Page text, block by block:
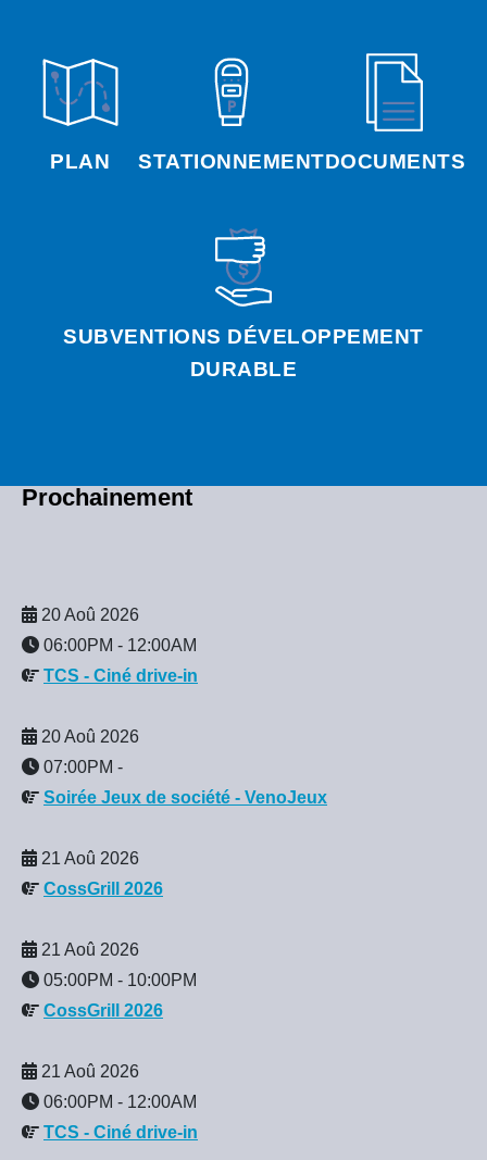
PLAN STATIONNEMENTDOCUMENTS
SUBVENTIONS DÉVELOPPEMENT
DURABLE
Prochainement
20 Aoû 2026
06:00PM - 12:00AM
TCS - Ciné drive-in
20 Aoû 2026
07:00PM -
Soirée Jeux de société - VenoJeux
21 Aoû 2026
CossGrill 2026
21 Aoû 2026
05:00PM - 10:00PM
CossGrill 2026
21 Aoû 2026
06:00PM - 12:00AM
TCS - Ciné drive-in